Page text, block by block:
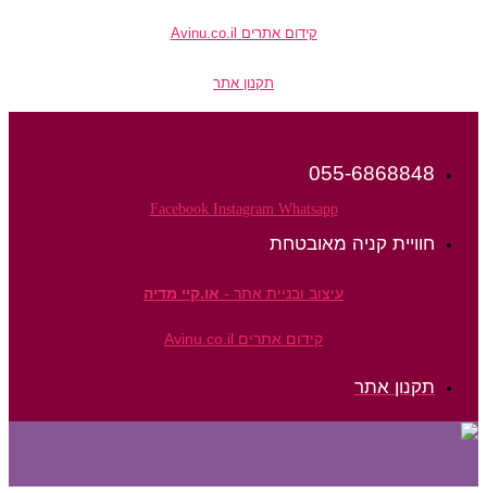
קידום אתרים Avinu.co.il
תקנון אתר
055-6868848
Facebook Instagram Whatsapp
חוויית קניה מאובטחת
עיצוב ובניית אתר -או.קיי מדיה
קידום אתרים Avinu.co.il
תקנון אתר